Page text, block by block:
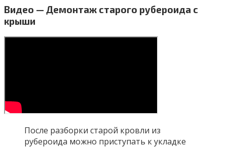
Видео — Демонтаж старого рубероида с
крыши
После разборки старой кровли из
рубероида можно приступать к укладке